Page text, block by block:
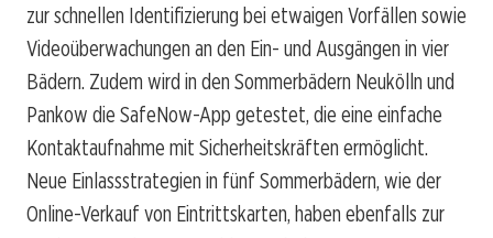
zur schnellen Identifizierung bei etwaigen Vorfällen sowie
Videoüberwachungen an den Ein- und Ausgängen in vier
Bädern. Zudem wird in den Sommerbädern Neukölln und
Pankow die SafeNow-App getestet, die eine einfache
Kontaktaufnahme mit Sicherheitskräften ermöglicht.
Neue Einlassstrategien in fünf Sommerbädern, wie der
Online-Verkauf von Eintrittskarten, haben ebenfalls zur